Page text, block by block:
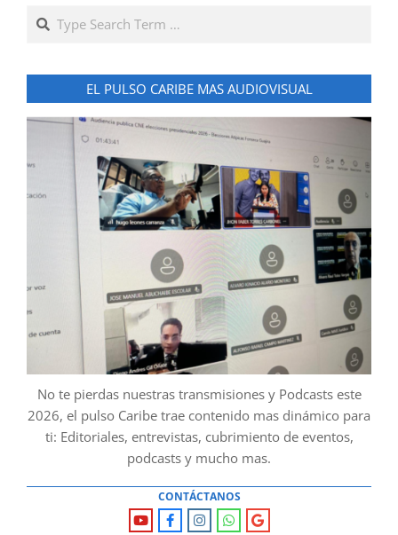
Search
EL PULSO CARIBE MAS AUDIOVISUAL
No te pierdas nuestras transmisiones y Podcasts este
2026, el pulso Caribe trae contenido mas dinámico para
ti: Editoriales, entrevistas, cubrimiento de eventos,
podcasts y mucho mas.
CONTÁCTANOS